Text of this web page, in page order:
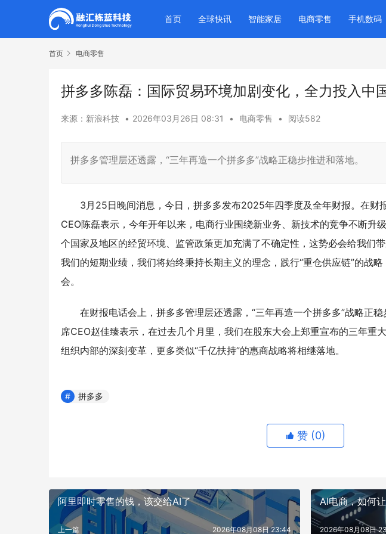
首页 全球快讯 智能家居 电商零售 手机数码
首页 电商零售
拼多多陈磊：国际贸易环境加剧变化，全力投入中
来源：新浪科技 • 2026年03月26日 08:31 • 电商零售 • 阅读582
拼多多管理层还透露，“三年再造一个拼多多”战略正稳步推进和落地。
3月25日晚间消息，今日，拼多多发布2025年四季度及全年财报。在财
CEO陈磊表示，今年开年以来，电商行业围绕新业务、新技术的竞争不断升
个国家及地区的经贸环境、监管政策更加充满了不确定性，这势必会给我们
我们的短期业绩，我们将始终秉持长期主义的理念，践行“重仓供应链”的战
会。
在财报电话会上，拼多多管理层还透露，“三年再造一个拼多多”战略正
席CEO赵佳臻表示，在过去几个月里，我们在股东大会上郑重宣布的三年重
组织内部的深刻变革，更多类似“千亿扶持”的惠商战略将相继落地。
拼多多
赞 (0)
阿里即时零售的钱，该交给AI了
上一篇 2026年08月08日 23:44
AI电商，如何
2026年08月08日